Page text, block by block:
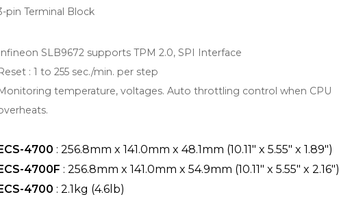
pin Terminal Block
SLB9672 supports TPM 2.0, SPI Interface
: 1 to 255 sec./min. per step
temperature, voltages. Auto throttling control when CPU
4700 : 256.8mm x 141.0mm x 48.1mm (10.11" x 5.55" x 1.89")
4700F : 256.8mm x 141.0mm x 54.9mm (10.11" x 5.55" x 2.16")
4700 : 2.1kg (4.6lb)